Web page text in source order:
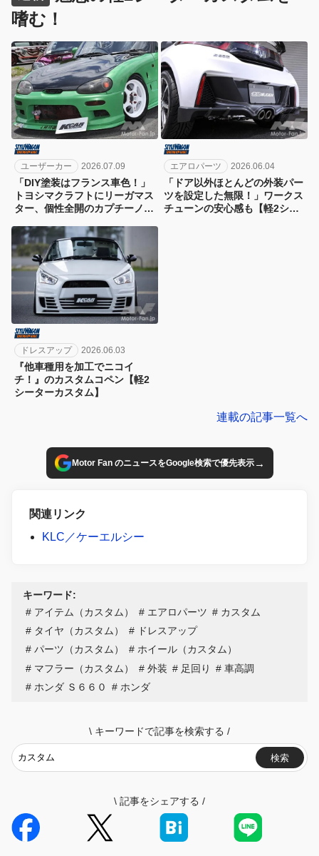
嗜む！
ユーザーカー 2026.07.09
「DIY塗装はフランス車色！」
トヨシマクラフトにリーガマス
ター、個性全開のカプチーノ
ナーカー編】
エアロパーツ 2026.06.04
「ドア以外ほとんどの外装パー
ツを設定した無限！」ワークス
チューンの安心感も【軽2シー
ドレスアップ 2026.06.03
『他車種用を加工でニコイ
チ！』のカスタムコペン【軽2
シーターカスタム】
連載の記事一覧へ
Motor Fan のニュースをGoogle検索で優先表示→
関連リンク
KLC／ケーエルシー
キーワード:
アイテム（カスタム）
エアロパーツ
カスタム
タイヤ（カスタム）
ドレスアップ
パーツ（カスタム）
ホイール（カスタム）
マフラー（カスタム）
外装 足回り
車高調
ホンダ Ｓ６６０
ホンダ
\ キーワードで記事を検索する /
検索
\ 記事をシェアする /